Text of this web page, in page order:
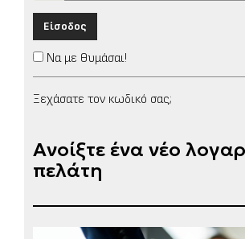
Είσοδος
Να με θυμάσαι!
Ξεχάσατε τον κωδικό σας;
Ανοίξτε ένα νέο
πελάτη